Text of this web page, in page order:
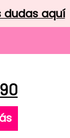
dudas aquí